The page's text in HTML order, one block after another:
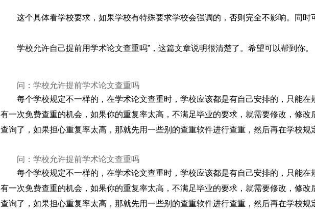
这个具体看学校要求，如果学校有特殊要求学校会强调的，否则完全不影响。同时
学校允许自己提前用学术论文查重吗”，这篇文章说明很清楚了。希望可以帮到你。
问：学校允许提前学术论文查重吗
每个学校规定不一样的，在学术论文查重时，学校应该都是有自己安排的，只能在
有一次免费查重的机会，如果你的重复率太高，不满足毕业的要求，就需要修改，修改
查询了，如果担心重复率太高，那就先用一些别的查重软件进行查重，然后再在学校规
问：学校允许提前学术论文查重吗
每个学校规定不一样的，在学术论文查重时，学校应该都是有自己安排的，只能在
有一次免费查重的机会，如果你的重复率太高，不满足毕业的要求，就需要修改，修改
查询了，如果担心重复率太高，那就先用一些别的查重软件进行查重，然后再在学校规